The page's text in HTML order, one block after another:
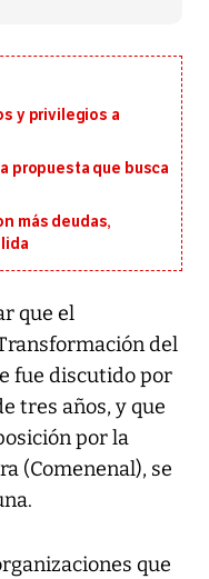
y privilegios a
propuesta que busca
más deudas,
que el
del
fue discutido por
tres años, y que
por la
(Comenenal), se
que